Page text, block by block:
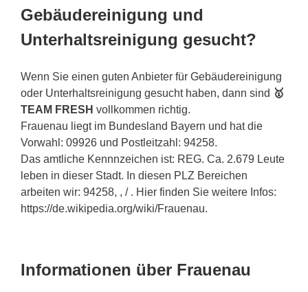
Gebäudereinigung und
Unterhaltsreinigung gesucht?
Wenn Sie einen guten Anbieter für Gebäudereinigung
oder Unterhaltsreinigung gesucht haben, dann sind 🥇
TEAM FRESH vollkommen richtig.
Frauenau liegt im Bundesland Bayern und hat die
Vorwahl: 09926 und Postleitzahl: 94258.
Das amtliche Kennnzeichen ist: REG. Ca. 2.679 Leute
leben in dieser Stadt. In diesen PLZ Bereichen
arbeiten wir: 94258, , / . Hier finden Sie weitere Infos:
https://de.wikipedia.org/wiki/Frauenau.
Informationen über Frauenau